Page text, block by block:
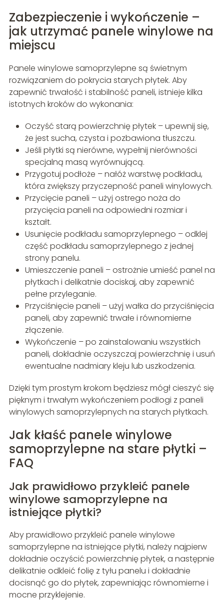
Zabezpieczenie i wykończenie –
jak utrzymać panele winylowe na
miejscu
Panele winylowe samoprzylepne są świetnym
rozwiązaniem do pokrycia starych płytek. Aby
zapewnić trwałość i stabilność paneli, istnieje kilka
istotnych kroków do wykonania:
Oczyść starą powierzchnię płytek – upewnij się,
że jest sucha, czysta i pozbawiona tłuszczu.
Jeśli płytki są nierówne, wypełnij nierówności
specjalną masą wyrównującą.
Przygotuj podłoże – nałóż warstwę podkładu,
która zwiększy przyczepność paneli winylowych.
Przycięcie paneli – użyj ostrego noża do
przycięcia paneli na odpowiedni rozmiar i
kształt.
Usunięcie podkładu samoprzylepnego – odklej
część podkładu samoprzylepnego z jednej
strony panelu.
Umieszczenie paneli – ostrożnie umieść panel na
płytkach i delikatnie dociskaj, aby zapewnić
pełne przyleganie.
Przyciśnięcie paneli – użyj wałka do przyciśnięcia
paneli, aby zapewnić trwałe i równomierne
złączenie.
Wykończenie – po zainstalowaniu wszystkich
paneli, dokładnie oczyszczaj powierzchnię i usuń
ewentualne nadmiary kleju lub uszkodzenia.
Dzięki tym prostym krokom będziesz mógł cieszyć się
pięknym i trwałym wykończeniem podłogi z paneli
winylowych samoprzylepnych na starych płytkach.
Jak kłaść panele winylowe
samoprzylepne na stare płytki –
FAQ
Jak prawidłowo przykleić panele
winylowe samoprzylepne na
istniejące płytki?
Aby prawidłowo przykleić panele winylowe
samoprzylepne na istniejące płytki, należy najpierw
dokładnie oczyścić powierzchnię płytek, a następnie
delikatnie odkleić folię z tyłu panelu i dokładnie
docisnąć go do płytek, zapewniając równomierne i
mocne przyklejenie.